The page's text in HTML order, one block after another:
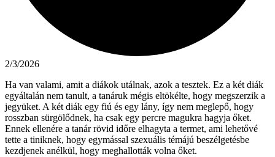
2/3/2026
Ha van valami, amit a diákok utálnak, azok a tesztek. Ez a két diák
egyáltalán nem tanult, a tanáruk mégis eltökélte, hogy megszerzik a
jegyüket. A két diák egy fiú és egy lány, így nem meglepő, hogy
rosszban sürgölődnek, ha csak egy percre magukra hagyja őket.
Ennek ellenére a tanár rövid időre elhagyta a termet, ami lehetővé
tette a tiniknek, hogy egymással szexuális témájú beszélgetésbe
kezdjenek anélkül, hogy meghallották volna őket.